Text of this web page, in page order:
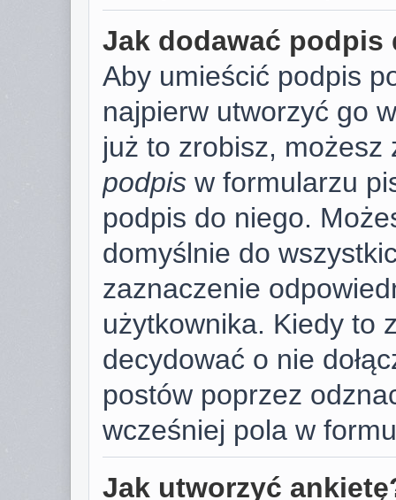
Jak dodawać
Aby umieścić podpis
najpierw utworzyć go
już to zrobisz,
podpis w formularzu
podpis do niego.
domyślnie do
zaznaczenie
użytkownika. Kiedy to
decydować o nie
postów poprzez
wcześniej pola w
Jak utworzyć